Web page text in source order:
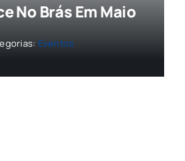
No Brás Em Maio
Eventos